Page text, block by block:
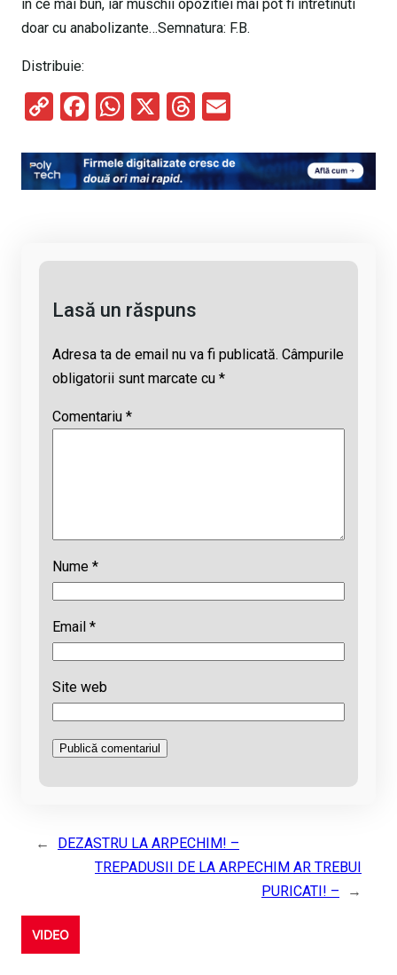
in ce mai bun, iar muschii opozitiei mai pot fi intretinuti
doar cu anabolizante…Semnatura: F.B.
Distribuie:
C
py
Li
F
ce
b
W
at
s
X
T
e
a
ail
Lasă un răspuns
Adresa ta de email nu va fi publicată. Câmpurile
obligatorii sunt marcate cu *
Comentariu *
Nume *
Email *
Site web
←
DEZASTRU LA ARPECHIM! –
TREPADUSII DE LA ARPECHIM AR TREBUI
PURICATI! –
→
VIDEO